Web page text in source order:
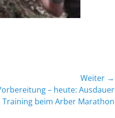
Weiter →
– heute: Ausdauer
Training beim Arber Marathon